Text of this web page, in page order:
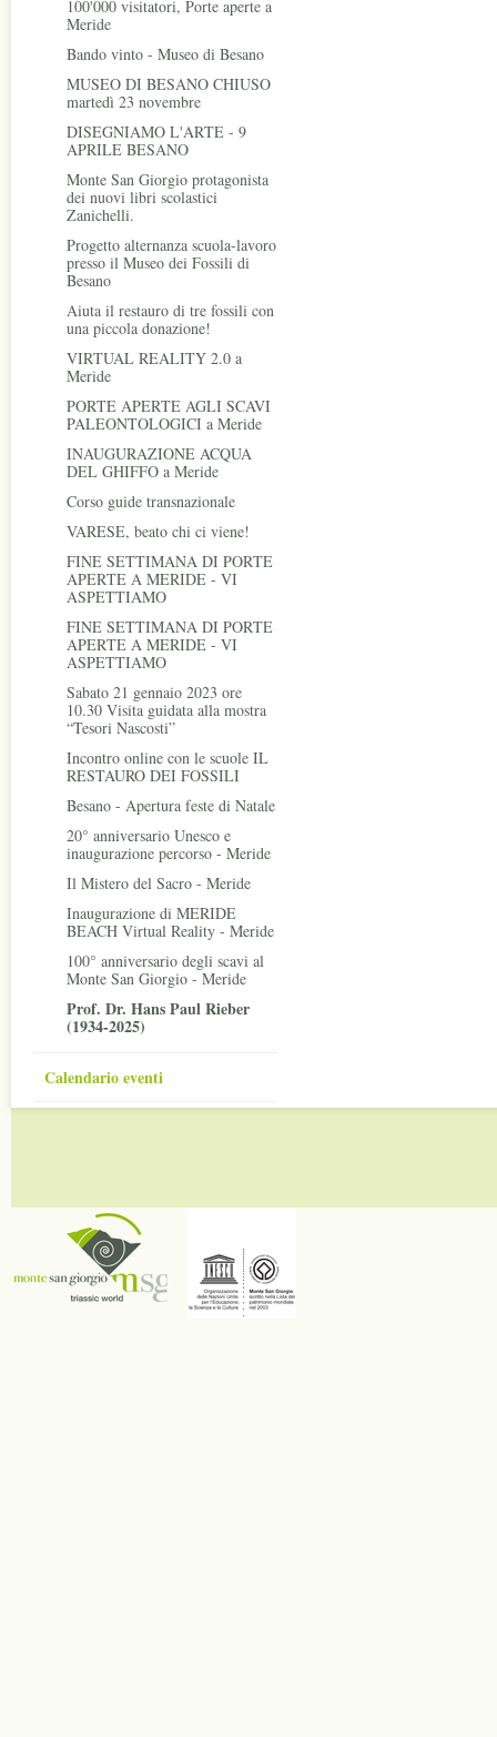
100'000 visitatori, Porte aperte a
Meride
Bando vinto - Museo di Besano
MUSEO DI BESANO CHIUSO
martedì 23 novembre
DISEGNIAMO L'ARTE - 9
APRILE BESANO
Monte San Giorgio protagonista
dei nuovi libri scolastici
Zanichelli.
Progetto alternanza scuola-lavoro
presso il Museo dei Fossili di
Besano
Aiuta il restauro di tre fossili con
una piccola donazione!
VIRTUAL REALITY 2.0 a
Meride
PORTE APERTE AGLI SCAVI
PALEONTOLOGICI a Meride
INAUGURAZIONE ACQUA
DEL GHIFFO a Meride
Corso guide transnazionale
VARESE, beato chi ci viene!
FINE SETTIMANA DI PORTE
APERTE A MERIDE - VI
ASPETTIAMO
FINE SETTIMANA DI PORTE
APERTE A MERIDE - VI
ASPETTIAMO
Sabato 21 gennaio 2023 ore
10.30 Visita guidata alla mostra
“Tesori Nascosti”
Incontro online con le scuole IL
RESTAURO DEI FOSSILI
Besano - Apertura feste di Natale
20° anniversario Unesco e
inaugurazione percorso - Meride
Il Mistero del Sacro - Meride
Inaugurazione di MERIDE
BEACH Virtual Reality - Meride
100° anniversario degli scavi al
Monte San Giorgio - Meride
Prof. Dr. Hans Paul Rieber
(1934-2025)
Calendario eventi